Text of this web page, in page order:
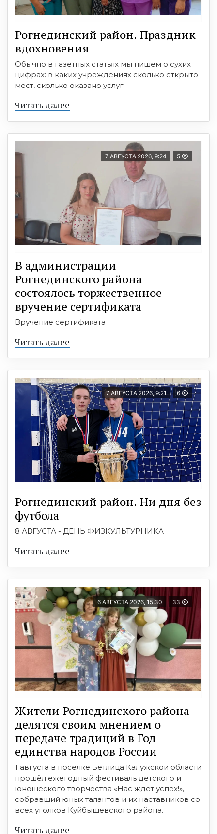
Рогнединский район. Праздник
вдохновения
Обычно в газетных статьях мы пишем о сухих
цифрах: в каких учреждениях сколько открыто
мест, сколько оказано услуг.
Читать далее
7 АВГУСТА 2026, 9:24 5
В администрации
Рогнединского района
состоялось торжественное
вручение сертификата
Вручение сертификата
Читать далее
7 АВГУСТА 2026, 9:21 6
Рогнединский район. Ни дня без
футбола
8 АВГУСТА - ДЕНЬ ФИЗКУЛЬТУРНИКА
Читать далее
6 АВГУСТА 2026, 15:30 33
Жители Рогнединского района
делятся своим мнением о
передаче традиций в Год
единства народов России
1 августа в посёлке Бетлица Калужской области
прошёл ежегодный фестиваль детского и
юношеского творчества «Нас ждёт успех!»,
собравший юных талантов и их наставников со
всех уголков Куйбышевского района.
Читать далее